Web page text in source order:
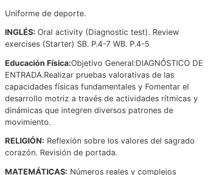
Uniforme de deporte.
INGLÉS: Oral activity (Diagnostic test). Review
exercises (Starter) SB. P.4-7 WB. P.4-5
Educación Física:Objetivo General:DIAGNÓSTICO DE
ENTRADA.Realizar pruebas valorativas de las
capacidades físicas fundamentales y Fomentar el
desarrollo motriz a través de actividades rítmicas y
dinámicas que integren diversos patrones de
movimiento.
RELIGIÓN: Reflexión sobre los valores del sagrado
corazón. Revisión de portada.
MATEMÁTICAS: Números reales y complejos